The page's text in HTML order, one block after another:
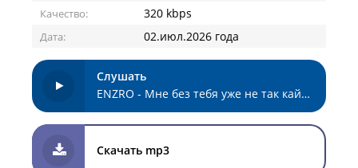
Качество: 320 kbps
Дата: 02.июл.2026 года
Слушать
ENZRO - Мне без тебя уже не так кайфово
Скачать mp3